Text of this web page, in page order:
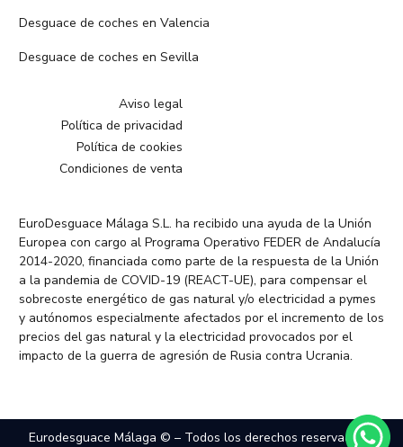
Desguace de coches en Valencia
Desguace de coches en Sevilla
Aviso legal
Política de privacidad
Política de cookies
Condiciones de venta
EuroDesguace Málaga S.L. ha recibido una ayuda de la Unión
Europea con cargo al Programa Operativo FEDER de Andalucía
2014-2020, financiada como parte de la respuesta de la Unión
a la pandemia de COVID-19 (REACT-UE), para compensar el
sobrecoste energético de gas natural y/o electricidad a pymes
y autónomos especialmente afectados por el incremento de los
precios del gas natural y la electricidad provocados por el
impacto de la guerra de agresión de Rusia contra Ucrania.
Eurodesguace Málaga © – Todos los derechos reservados –